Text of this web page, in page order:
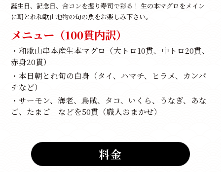
誕生日、記念日、合コンを握り寿司で彩る！ 生の本マグロをメイン
に朝とれ和歌山地物の旬の魚をお楽しみ下さい。
メニュー（100貫内訳）
・和歌山串本産生本マグロ（大トロ10貫、中トロ20貫、
赤身20貫）
・本日朝とれ旬の白身（タイ、ハマチ、ヒラメ、カンパ
チなど）
・サーモン、海老、烏賊、タコ、いくら、うなぎ、あな
ご、たまご などを50貫（職人おまかせ）
料金